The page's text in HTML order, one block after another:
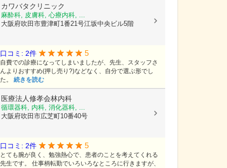
カワバタクリニック
麻酔科, 皮膚科, 心療内科, ...
大阪府吹田市豊津町1番21号江坂中央ビル5階
口コミ: 2件 5
自費での診療になってしまいましたが、先生、スタッフさ
んよりおすすめ(押し売り?)などなく、自分で選ぶ形でし
た。 続きを読む
医療法人修孝会林内科
循環器科, 内科, 消化器科, ...
大阪府吹田市広芝町10番40号
口コミ: 2件 5
とても腕が良く、勉強熱心で、患者のことを考えてくれる
先生です。 仕事柄転勤でいろいろなところに行きますが、